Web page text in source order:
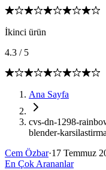
İkinci ürün
4.3 / 5
Ana Sayfa
cvs-dn-1298-
blender-
Cem Özbar·17 Temmuz
En Çok Arananlar